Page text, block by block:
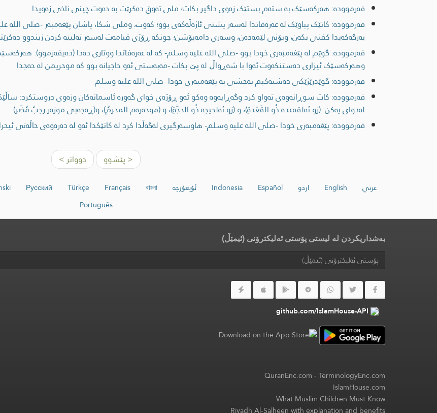
فەرموودە: هەرکەسێک بە ستەم بستێک زەوی داگیر بکات؛ ملی تەوق دەکرێت بە حەوت چینی ناخی زەویدا
فەرموودە: کاتێک پیاوێک لە عەرەفاتدا لەسەر پشتی ئاژەڵەکەى بوو؛ کەوت، وملی شکا، پاشان پێغەمبەر -صلى اللە
بەرگەکەیدا کفنی بکەن، وبۆنی لێمەدەن، وسەری دامەپۆشن؛ چونکە ڕۆژی قیامەت لەسەر تەلیبە کردن زیندوو
فەرموودە: گوێم لە پێغەمبەری خودا بوو -صلى اللە علیە وسلم- کە لە عەرەفاتدا ووتاری دەدا (دەیفەرموو):
وهەرکەسێک ئیزاری دەستنکەوت ئەوا با شەڕواڵ لە پێ بکات -مەبەستی ئەو حاجیانە بوو کە موحریمن لە حەجدا
فەرموودە: گوێدرێژێکی دەشتەکیم بەخشی بە پێغەمبەری خودا -صلى اللە علیە وسلم
فەرموودە: کات سوڕانەوەى تەواو کرد وگەڕایەوە وەکو ئەو ڕۆژەی خواى گەورە ئاسمانەکان وزەوی دروستکرد: ساڵێک
لەدوای یەکن: (زو ئەلقەعدە:ذُو القَعْدَةِ)، و (زو ئەلحیجە:ذُو الحَجَّةِ)، و (موحەرەم:المحرمُ)، و(ڕەجەبی موزەر:رَجَبُ مُضَرَ)
فەرموودە: پێغەمبەری خودا -صلى اللە علیە وسلم- هاوسەرگیری لەگەڵدا کرد لە کاتێکدا ئەو لە دەرەوەى حاڵەتی
< پێشوو دوواتر >
عربي English اردو Español
Indonesia ئۇيغۇرچە বাংলা
Français
Türkçe
Русский
Português
بەشداریکردن لە لیستی پۆستی ئەلیکترۆنی (ئیمێڵ)
github.com/IslamHouse-API
QuranEnc.com-TerminologyEnc.com
IslamHouse.com
What Muslim Children Must Know